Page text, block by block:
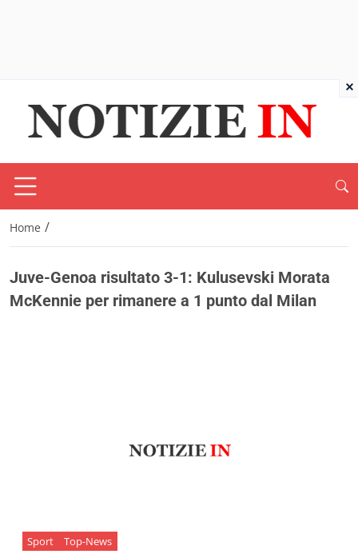
Home /
Juve-Genoa risultato 3-1: Kulusevski Morata
McKennie per rimanere a 1 punto dal Milan
Sport Top-News
×